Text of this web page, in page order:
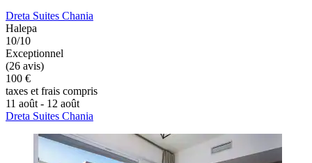
Dreta Suites Chania
Halepa
10/10
Exceptionnel
(26 avis)
100 €
taxes et frais compris
11 août - 12 août
Dreta Suites Chania